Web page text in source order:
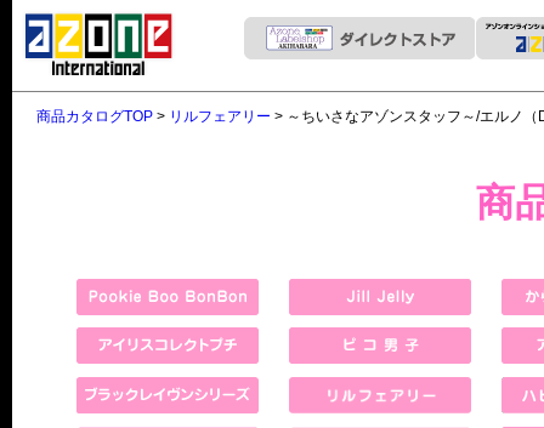
商品カタログTOP > リルフェアリー > ～ちいさなアゾンスタッフ～/エルノ（
商